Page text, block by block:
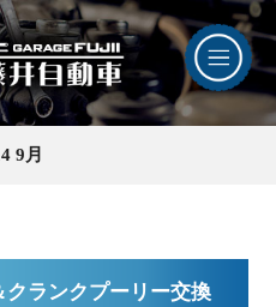
9月
ランクプーリー交換